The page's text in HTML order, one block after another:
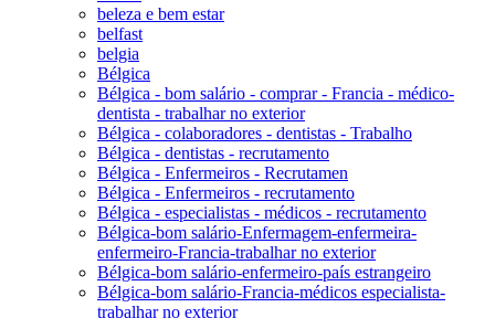
beleza e bem estar
belfast
belgia
Bélgica
Bélgica - bom salário - comprar - Francia - médico-
dentista - trabalhar no exterior
Bélgica - colaboradores - dentistas - Trabalho
Bélgica - dentistas - recrutamento
Bélgica - Enfermeiros - Recrutamen
Bélgica - Enfermeiros - recrutamento
Bélgica - especialistas - médicos - recrutamento
Bélgica-bom salário-Enfermagem-enfermeira-
enfermeiro-Francia-trabalhar no exterior
Bélgica-bom salário-enfermeiro-país estrangeiro
Bélgica-bom salário-Francia-médicos especialista-
trabalhar no exterior